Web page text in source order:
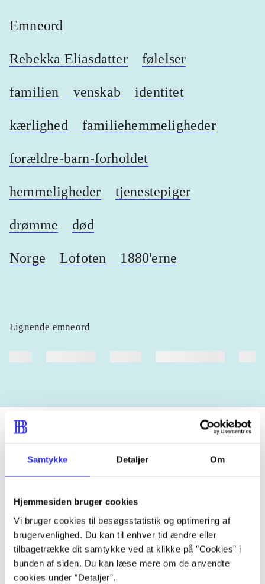
Samtykke Detaljer Om
Hjemmesiden bruger cookies
Vi bruger cookies til besøgsstatistik og optimering af
brugervenlighed. Du kan til enhver tid ændre eller
tilbagetrække dit samtykke ved at klikke på ”Cookies” i
bunden af siden. Du kan læse mere om de anvendte
cookies under ”Detaljer”.
Emneord
Rebekka Eliasdatter følelser
familien venskab identitet
kærlighed familiehemmeligheder
forældre-barn-forholdet
hemmeligheder tjenestepiger
drømme død
Norge Lofoten 1880'erne
Lignende emneord
Tidsskrift
lorem ipsum dolor sit amet ...
Tidsskrift
Artiklerne i handler ofte om